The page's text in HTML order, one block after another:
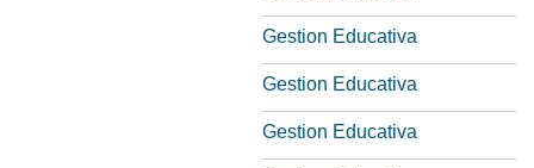
Gestion Educativa
Gestion Educativa
Gestion Educativa